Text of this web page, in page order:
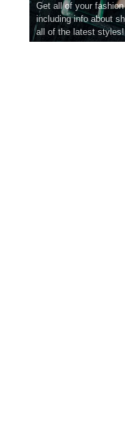
Get all of your
including info about
all of the latest styles!